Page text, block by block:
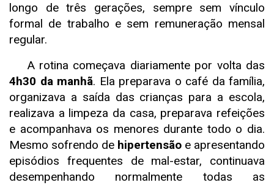
longo de três gerações, sempre sem vínculo
formal de trabalho e sem remuneração mensal
regular.
A rotina começava diariamente por volta das
4h30 da manhã. Ela preparava o café da família,
organizava a saída das crianças para a escola,
realizava a limpeza da casa, preparava refeições
e acompanhava os menores durante todo o dia.
Mesmo sofrendo de hipertensão e apresentando
episódios frequentes de mal-estar, continuava
desempenhando normalmente todas as